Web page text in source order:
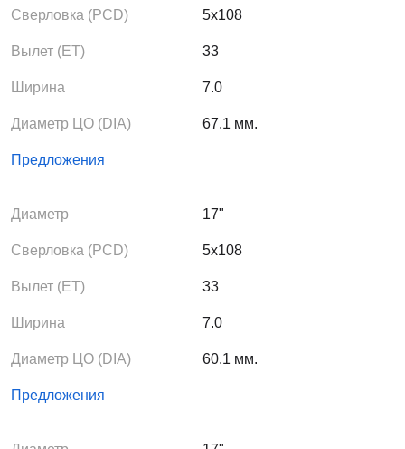
Сверловка (PCD) 5x108
Вылет (ЕТ) 33
Ширина 7.0
Диаметр ЦО (DIA) 67.1 мм.
Предложения
Диаметр 17"
Сверловка (PCD) 5x108
Вылет (ЕТ) 33
Ширина 7.0
Диаметр ЦО (DIA) 60.1 мм.
Предложения